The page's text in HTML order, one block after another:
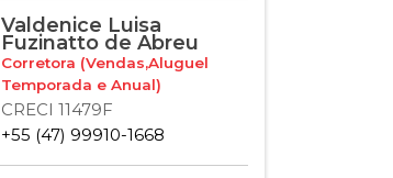
Valdenice Luisa
Fuzinatto de Abreu
Corretora (Vendas,Aluguel
Temporada e Anual)
CRECI 11479F
+55 (47) 99910-1668